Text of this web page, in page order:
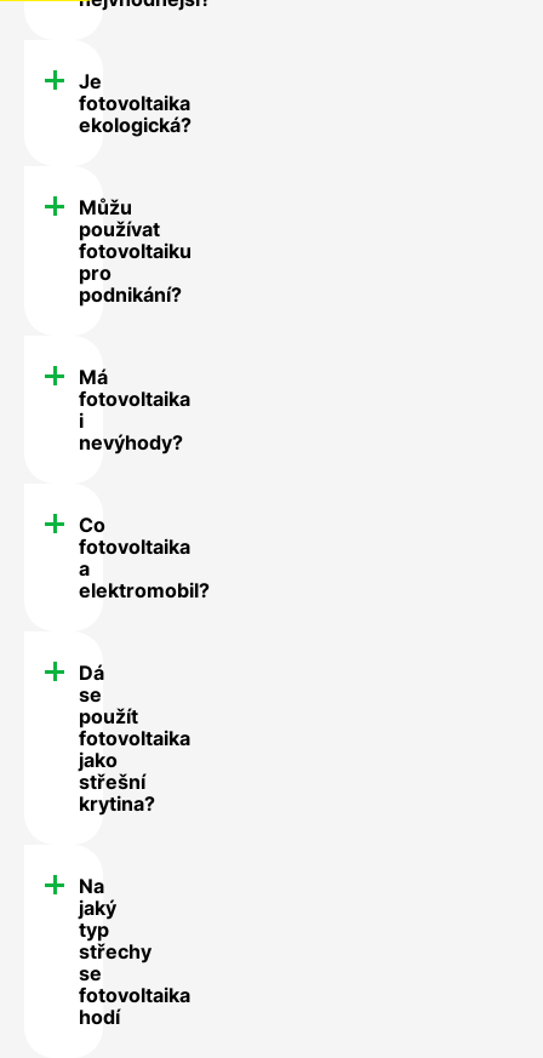
Je
fotovoltaika
ekologická?
Můžu
používat
fotovoltaiku
pro
podnikání?
Má
fotovoltaika
i
nevýhody?
Co
fotovoltaika
a
elektromobil?
Dá
se
použít
fotovoltaika
jako
střešní
krytina?
Na
jaký
typ
střechy
se
fotovoltaika
hodí